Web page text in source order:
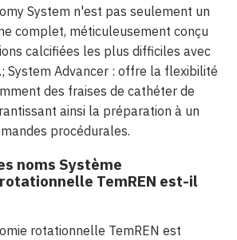
System n'est pas seulement un
complet, méticuleusement conçu
calcifiées les plus difficiles avec
System Advancer : offre la flexibilité
des fraises de cathéter de
ainsi la préparation à un
procédurales.
noms Système
TemREN est-il
rotationnelle TemREN est